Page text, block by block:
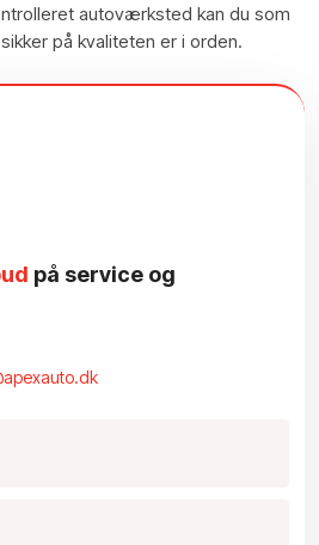
autoværksted kan du som
på kvaliteten er i orden.
på service og